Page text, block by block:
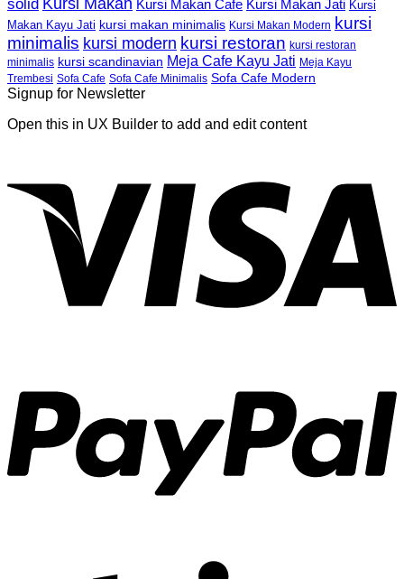
solid Kursi Makan Kursi Makan Cafe Kursi Makan Jati Kursi
Makan Kayu Jati kursi makan minimalis Kursi Makan Modern
kursi
minimalis kursi modern kursi restoran kursi restoran
minimalis kursi scandinavian Meja Cafe Kayu Jati Meja Kayu
Trembesi Sofa Cafe Sofa Cafe Minimalis Sofa Cafe Modern
Signup for Newsletter
Open this in UX Builder to add and edit content